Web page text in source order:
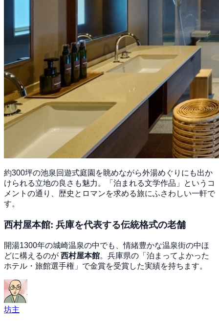
約300坪の池泉回遊式庭園を眺めながら外湯めぐりにも出か
けられる立地の良さも魅力。「泊まれる文学作品」というコ
メントの通り、歴史とロマンを求める旅にふさわしい一軒で
す。
西村屋本館: 兵庫を代表する伝統格式の老舗
開湯1300年の城崎温泉の中でも、情緒豊かな温泉街の中ほ
どに構えるのが 西村屋本館。兵庫県の「泊まってよかった
ホテル・旅館選手権」で金賞を受賞した実績を持ちます。
坊主